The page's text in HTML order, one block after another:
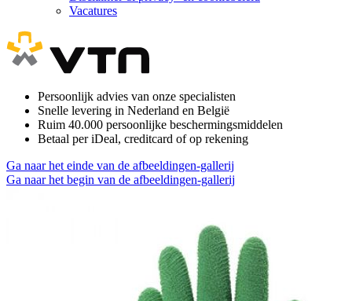
Vacatures
Persoonlijk advies van onze specialisten
Snelle levering in Nederland en België
Ruim 40.000 persoonlijke beschermingsmiddelen
Betaal per iDeal, creditcard of op rekening
Ga naar het einde van de afbeeldingen-gallerij
Ga naar het begin van de afbeeldingen-gallerij